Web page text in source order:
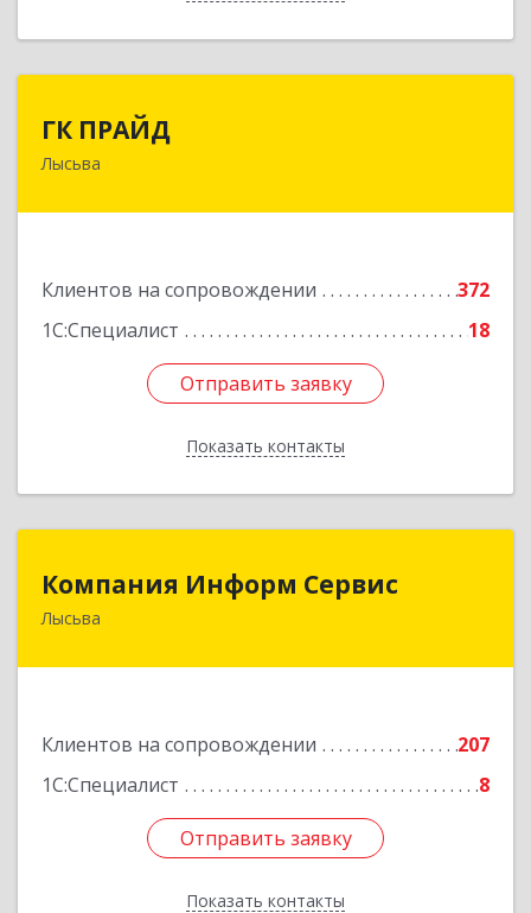
ГК ПРАЙД
Лысьва
Клиентов на сопровождении
372
1С:Специалист
18
Отправить заявку
Показать контакты
618909, Пермский край, Лысьва г, Репина ул,
Отправить заявку
Назад
Компания Информ Сервис
Лысьва
Клиентов на сопровождении
207
1С:Специалист
8
Отправить заявку
Показать контакты
Компания Информ Сервис
618909, Пермский край, Лысьва г, Металлистов
Отправить заявку
Назад